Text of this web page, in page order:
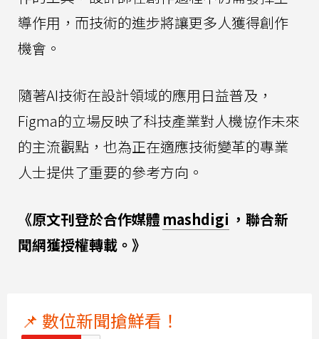
導作用，而技術的進步將讓更多人獲得創作
機會。
隨著AI技術在設計領域的應用日益普及，
Figma的立場反映了科技產業對人機協作未來
的主流觀點，也為正在適應技術變革的專業
人士提供了重要的參考方向。
《原文刊登於合作媒體 mashdigi ，聯合新
聞網獲授權轉載。》
📌 數位新聞搶鮮看！